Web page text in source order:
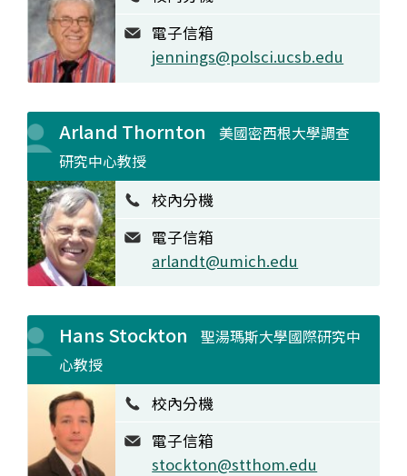
電子信箱
jennings@polsci.ucsb.edu
Arland Thornton
美國密西根大學調查
研究中心教授
校內分機
電子信箱
arlandt@umich.edu
Hans Stockton
聖湯瑪斯大學國際研究中
心教授
校內分機
電子信箱
stockton@stthom.edu